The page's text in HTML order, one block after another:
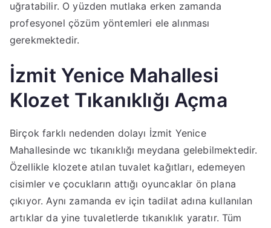
uğratabilir. O yüzden mutlaka erken zamanda
profesyonel çözüm yöntemleri ele alınması
gerekmektedir.
İzmit Yenice Mahallesi
Klozet Tıkanıklığı Açma
Birçok farklı nedenden dolayı İzmit Yenice
Mahallesinde wc tıkanıklığı meydana gelebilmektedir.
Özellikle klozete atılan tuvalet kağıtları, edemeyen
cisimler ve çocukların attığı oyuncaklar ön plana
çıkıyor. Aynı zamanda ev için tadilat adına kullanılan
artıklar da yine tuvaletlerde tıkanıklık yaratır. Tüm